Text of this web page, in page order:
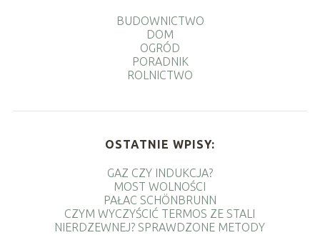
BUDOWNICTWO
DOM
OGRÓD
PORADNIK
ROLNICTWO
OSTATNIE WPISY:
GAZ CZY INDUKCJA?
MOST WOLNOŚCI
PAŁAC SCHÖNBRUNN
CZYM WYCZYŚCIĆ TERMOS ZE STALI
NIERDZEWNEJ? SPRAWDZONE METODY